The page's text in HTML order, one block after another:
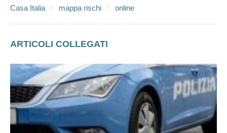
Casa Italia mappa rischi online
ARTICOLI COLLEGATI